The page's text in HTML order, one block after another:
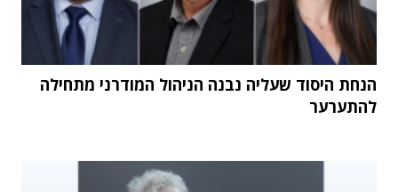
הנחת היסוד שעליה נבנה הניהול המודרני מתחילה
להתערער